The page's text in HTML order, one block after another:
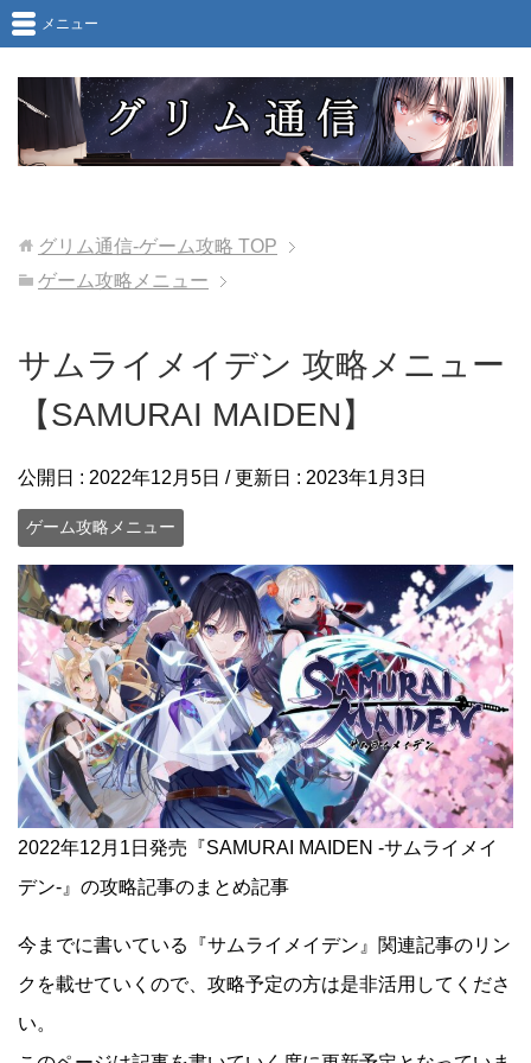
メニュー
グリム通信-ゲーム攻略 TOP
ゲーム攻略メニュー
サムライメイデン 攻略メニュー
【SAMURAI MAIDEN】
公開日 : 2022年12月5日 / 更新日 : 2023年1月3日
ゲーム攻略メニュー
2022年12月1日発売『SAMURAI MAIDEN -サムライメイ
デン-』の攻略記事のまとめ記事
今までに書いている『サムライメイデン』関連記事のリン
クを載せていくので、攻略予定の方は是非活用してくださ
い。